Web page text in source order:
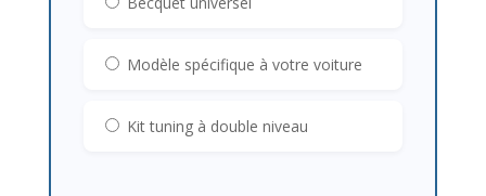
Modèle spécifique à votre voiture
Kit tuning à double niveau